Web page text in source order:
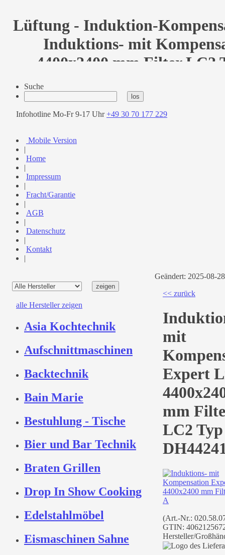
Lüftung - Induktion-
Induktions- mit
4400x2400 mm Filter LC2
Suche
Infohotline Mo-Fr 9-17 Uhr+49 30 70 177 229
Mobile Version
|
Home
|
Impressum
|
Fracht/Garantie
|
AGB
|
Datenschutz
|
Kontakt
|
alle Hersteller zeigen
Asia Kochtechnik
Aufschnittmaschinen
Backtechnik
Bain Marie
Bestuhlung - Tische
Bier und Bar Technik
Braten Grillen
Drop In Show Cooking
Edelstahlmöbel
Eismaschinen Sahne
Geändert: 2025-08-
<< zurück
mit
Expert
mm
LC2
(Art.-Nr.:
GTIN:
Hersteller/